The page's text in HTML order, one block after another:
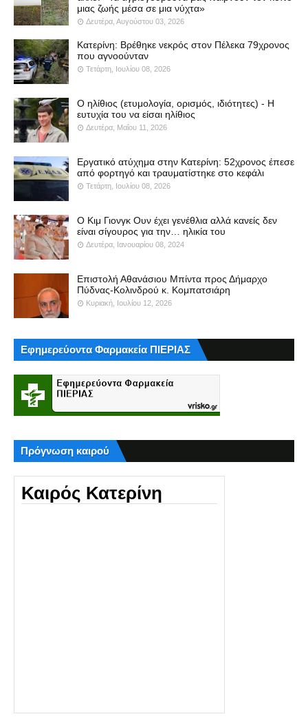
μιας ζωής μέσα σε μια νύχτα»
Δευτέρα, Αυγούστου 03, 2026
Κατερίνη: Βρέθηκε νεκρός στον Πέλεκα 79χρονος
που αγνοούνταν
Τετάρτη, Ιουλίου 08, 2026
Ο ηλίθιος (ετυμολογία, ορισμός, ιδιότητες) - Η
ευτυχία του να είσαι ηλίθιος
Δευτέρα, Μαΐου 11, 2026
Εργατικό ατύχημα στην Κατερίνη: 52χρονος έπεσε
από φορτηγό και τραυματίστηκε στο κεφάλι
Τετάρτη, Ιουλίου 08, 2026
Ο Κιμ Γιονγκ Ουν έχει γενέθλια αλλά κανείς δεν
είναι σίγουρος για την… ηλικία του
Δευτέρα, Ιανουαρίου 08, 2024
Επιστολή Αθανάσιου Μπίντα προς Δήμαρχο
Πύδνας-Κολινδρού κ. Κομπατσιάρη
Κυριακή, Ιουλίου 12, 2026
Εφημερεύοντα Φαρμακεία ΠΙΕΡΙΑΣ
Πρόγνωση καιρού
Καιρός Κατερίνη